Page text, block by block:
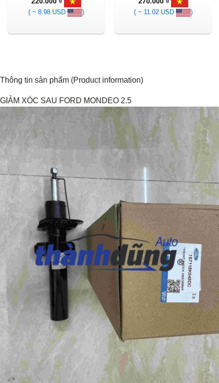
( ~ 8.98 USD
)
( ~ 11.02 USD
)
Thông tin sản phẩm (Product information)
GIẢM XÓC SAU FORD MONDEO 2.5